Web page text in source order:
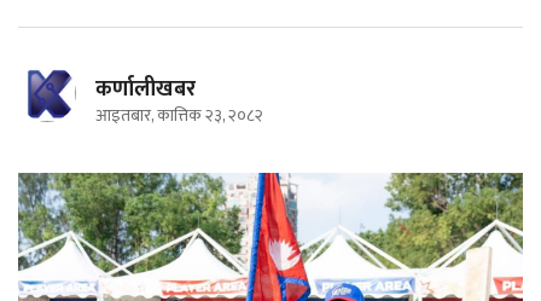
कर्णालीखबर
आइतबार, कात्तिक २३, २०८२